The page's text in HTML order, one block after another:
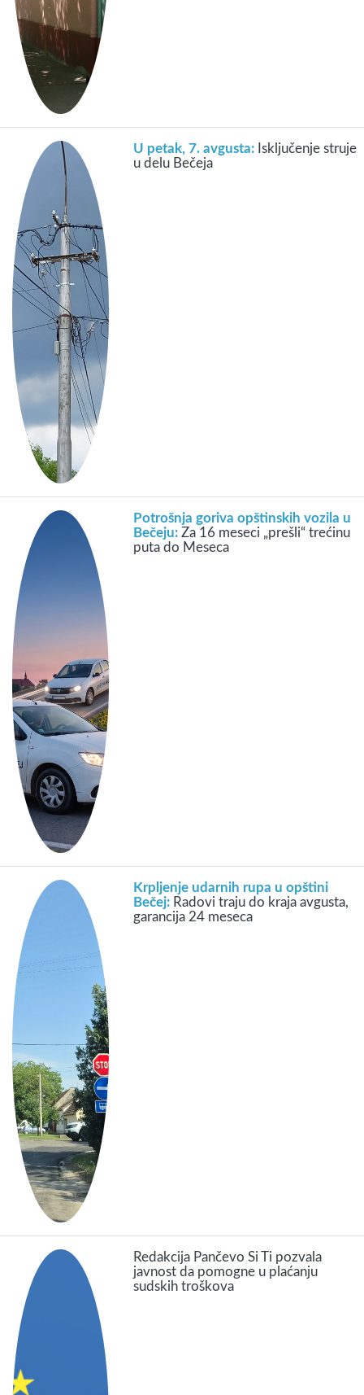
U petak, 7. avgusta: Isključenje struje
u delu Bečeja
Potrošnja goriva opštinskih vozila u
Bečeju:Za 16 meseci „prešli“ trećinu
puta do Meseca
Krpljenje udarnih rupa u opštini
Bečej: Radovi traju do kraja avgusta,
garancija 24 meseca
Redakcija Pančevo Si Ti pozvala
javnost da pomogne u plaćanju
sudskih troškova